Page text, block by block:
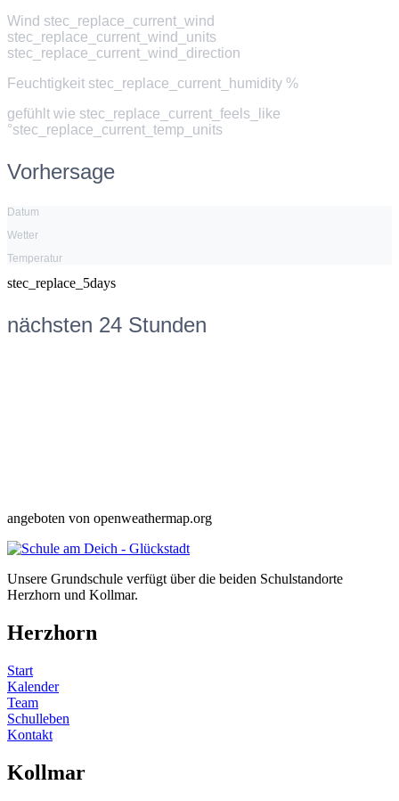
Wind stec_replace_current_wind
stec_replace_current_wind_units
stec_replace_current_wind_direction
Feuchtigkeit stec_replace_current_humidity %
gefühlt wie stec_replace_current_feels_like
°stec_replace_current_temp_units
Vorhersage
Datum
Wetter
Temperatur
stec_replace_5days
nächsten 24 Stunden
angeboten von openweathermap.org
Unsere Grundschule verfügt über die beiden Schulstandorte
Herzhorn und Kollmar.
Herzhorn
Start
Kalender
Team
Schulleben
Kontakt
Kollmar